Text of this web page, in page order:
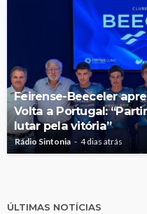
Feirense-Beeceler
Volta a Portugal:
lutar pela vitória”
Rádio Sintonia 4 dias atrás
ÚLTIMAS NOTÍCIAS